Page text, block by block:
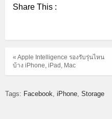
Share This :
« Apple Intelligence รองรับรุ่นไหน
บ้าง iPhone, iPad, Mac
Tags: Facebook iPhone Storage